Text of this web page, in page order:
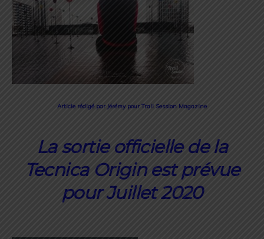
Article rédigé par Jérémy pour Trail Session Magazine
La sortie officielle de la
Tecnica Origin est prévue
pour Juillet 2020